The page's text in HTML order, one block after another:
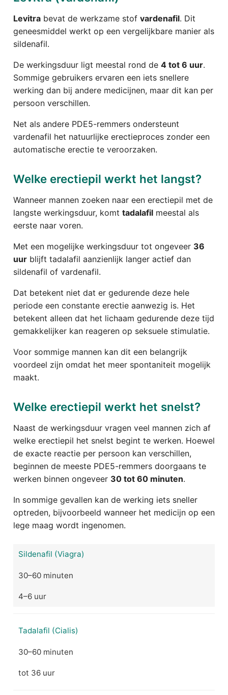
Levitra bevat de werkzame stof vardenafil. Dit
geneesmiddel werkt op een vergelijkbare manier als
sildenafil.
De werkingsduur ligt meestal rond de 4 tot 6 uur.
Sommige gebruikers ervaren een iets snellere
werking dan bij andere medicijnen, maar dit kan per
persoon verschillen.
Net als andere PDE5-remmers ondersteunt
vardenafil het natuurlijke erectieproces zonder een
automatische erectie te veroorzaken.
Welke erectiepil werkt het langst?
Wanneer mannen zoeken naar een erectiepil met de
langste werkingsduur, komt tadalafil meestal als
eerste naar voren.
Met een mogelijke werkingsduur tot ongeveer 36
uur blijft tadalafil aanzienlijk langer actief dan
sildenafil of vardenafil.
Dat betekent niet dat er gedurende deze hele
periode een constante erectie aanwezig is. Het
betekent alleen dat het lichaam gedurende deze tijd
gemakkelijker kan reageren op seksuele stimulatie.
Voor sommige mannen kan dit een belangrijk
voordeel zijn omdat het meer spontaniteit mogelijk
maakt.
Welke erectiepil werkt het snelst?
Naast de werkingsduur vragen veel mannen zich af
welke erectiepil het snelst begint te werken. Hoewel
de exacte reactie per persoon kan verschillen,
beginnen de meeste PDE5-remmers doorgaans te
werken binnen ongeveer 30 tot 60 minuten.
In sommige gevallen kan de werking iets sneller
optreden, bijvoorbeeld wanneer het medicijn op een
lege maag wordt ingenomen.
Sildenafil (Viagra)
30–60 minuten
4–6 uur
Tadalafil (Cialis)
30–60 minuten
tot 36 uur